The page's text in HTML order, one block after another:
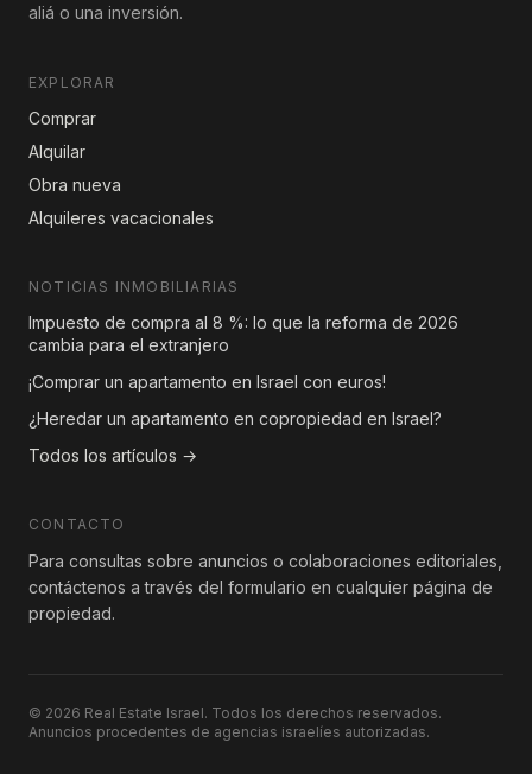
aliá o una inversión.
EXPLORAR
Comprar
Alquilar
Obra nueva
Alquileres vacacionales
NOTICIAS INMOBILIARIAS
Impuesto de compra al 8 %: lo que la reforma de 2026
cambia para el extranjero
¡Comprar un apartamento en Israel con euros!
¿Heredar un apartamento en copropiedad en Israel?
Todos los artículos →
CONTACTO
Para consultas sobre anuncios o colaboraciones editoriales,
contáctenos a través del formulario en cualquier página de
propiedad.
© 2026 Real Estate Israel. Todos los derechos reservados.
Anuncios procedentes de agencias israelíes autorizadas.